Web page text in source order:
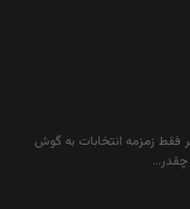
زمزمه انتخابات به گوش
چقدر…